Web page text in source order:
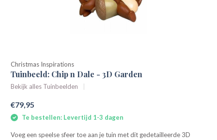
Christmas Inspirations
Tuinbeeld: Chip n Dale - 3D Garden
Bekijk alles Tuinbeelden
€79,95
Te bestellen: Levertijd 1-3 dagen
Voeg een speelse sfeer toe aan je tuin met dit gedetailleerde 3D